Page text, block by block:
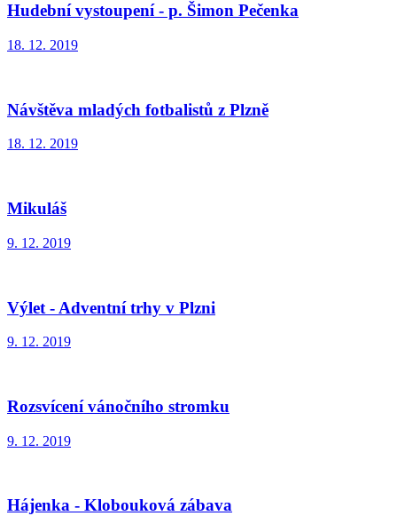
Hudební vystoupení - p. Šimon Pečenka
18. 12. 2019
Návštěva mladých fotbalistů z Plzně
18. 12. 2019
Mikuláš
9. 12. 2019
Výlet - Adventní trhy v Plzni
9. 12. 2019
Rozsvícení vánočního stromku
9. 12. 2019
Hájenka - Klobouková zábava